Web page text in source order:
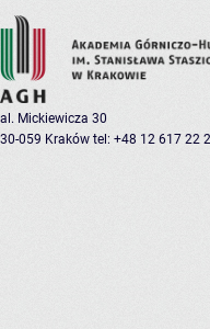
al. Mickiewicza 30
30-059 Kraków tel: +48 12 617 22